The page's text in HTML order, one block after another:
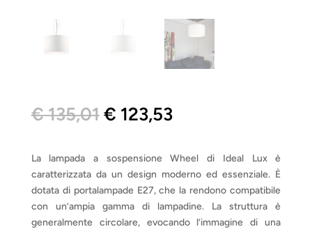
€135,01Il
prezzo
era:
€ 135,01.
€ 123,53Il
è:
€ 123,53.
La lampada a sospensione Wheel di Ideal Lux è
caratterizzata da un design moderno ed essenziale. È
dotata di portalampade E27, che la rendono compatibile
con un’ampia gamma di lampadine. La struttura è
generalmente circolare, evocando l’immagine di una